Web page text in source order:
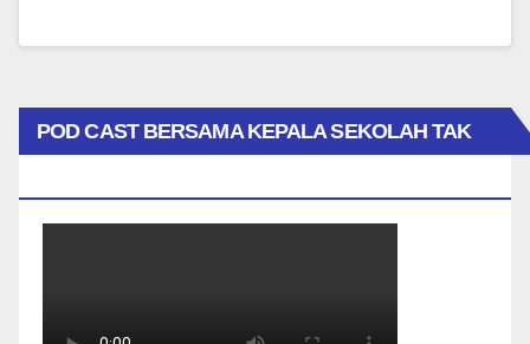
POD CAST BERSAMA KEPALA SEKOLAH TAK